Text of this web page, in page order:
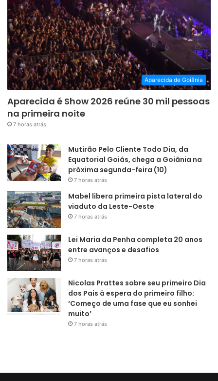
Aparecida de Goiânia
Aparecida é Show 2026 reúne 30 mil pessoas
na primeira noite
7 horas atrás
Mutirão Pelo Cliente Todo Dia, da
Equatorial Goiás, chega a Goiânia na
próxima segunda-feira (10)
7 horas atrás
Mabel libera primeira pista lateral do
viaduto da Leste-Oeste
7 horas atrás
Lei Maria da Penha completa 20 anos
entre avanços e desafios
7 horas atrás
Nicolas Prattes sobre seu primeiro Dia
dos Pais à espera do primeiro filho:
‘Começo de uma fase que eu sonhei
muito’
7 horas atrás